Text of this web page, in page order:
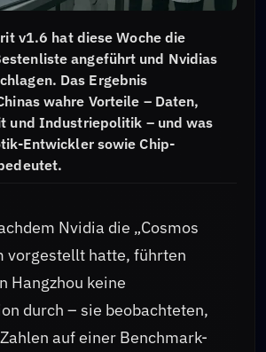
v1.6 hat diese Woche die
angeführt und Nvidias
Das Ergebnis
wahre Vorteile – Daten,
und Industriepolitik – und was
Entwickler sowie Chip-
Nvidia die „Cosmos
vorgestellt hatte, führten
Hangzhou keine
durch – sie beobachteten,
auf einer Benchmark-